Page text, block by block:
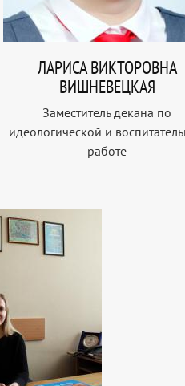
ЛАРИСА ВИКТОРОВНА
ВИШНЕВЕЦКАЯ
Заместитель декана по
идеологической и
работе